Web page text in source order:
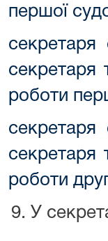
першої
секретаря
секретаря
роботи
секретаря
секретаря
роботи
У